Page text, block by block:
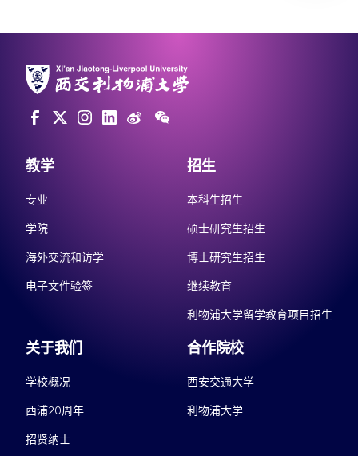
教学
专业
学院
海外交流和访学
电子文件验签
招生
本科生招生
硕士研究生招生
博士研究生招生
继续教育
利物浦大学留学教育项目招生
关于我们
学校概况
西浦20周年
招贤纳士
合作院校
西安交通大学
利物浦大学